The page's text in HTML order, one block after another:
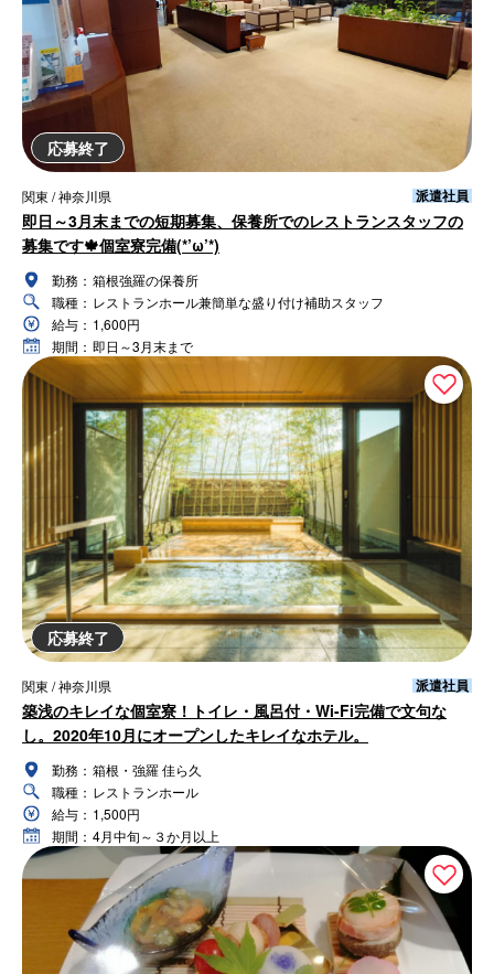
応募終了
関東 / 神奈川県 派遣社員
即日～3月末までの短期募集、保養所でのレストランスタッフの
募集です🍁個室寮完備(*’ω’*)
勤務： 箱根強羅の保養所
職種： レストランホール兼簡単な盛り付け補助スタッフ
給与： 1,600円
期間： 即日～3月末まで
応募終了
関東 / 神奈川県 派遣社員
築浅のキレイな個室寮！トイレ・風呂付・Wi-Fi完備で文句な
し。2020年10月にオープンしたキレイなホテル。
勤務： 箱根・強羅 佳ら久
職種： レストランホール
給与： 1,500円
期間： 4月中旬～３か月以上